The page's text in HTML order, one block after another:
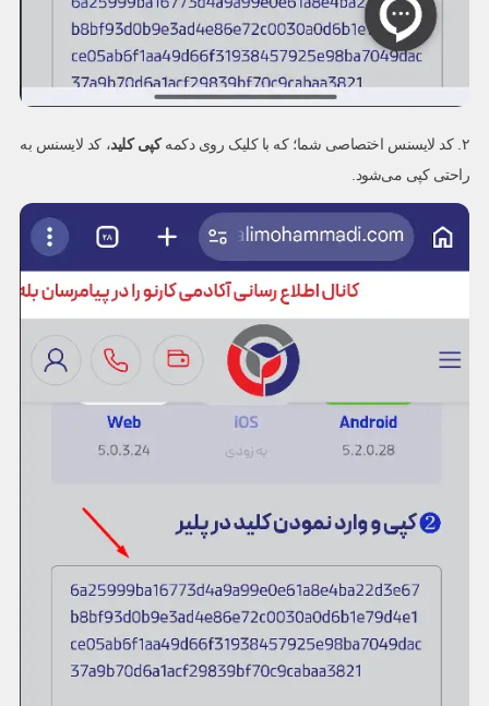
۲. کد لایسنس اختصاصی شما؛ که با کلیک روی دکمه کپی کلید، کد لایسنس به
راحتی کپی می‌شود.